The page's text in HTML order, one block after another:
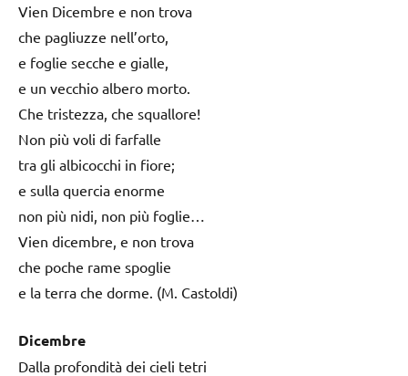
Vien Dicembre e non trova
che pagliuzze nell’orto,
e foglie secche e gialle,
e un vecchio albero morto.
Che tristezza, che squallore!
Non più voli di farfalle
tra gli albicocchi in fiore;
e sulla quercia enorme
non più nidi, non più foglie…
Vien dicembre, e non trova
che poche rame spoglie
e la terra che dorme. (M. Castoldi)
Dicembre
Dalla profondità dei cieli tetri